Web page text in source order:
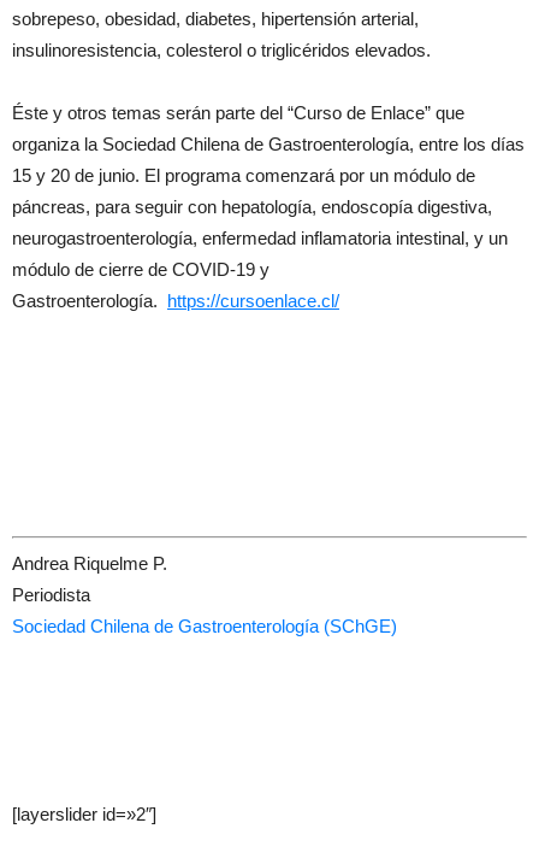
sobrepeso, obesidad, diabetes, hipertensión arterial,
insulinoresistencia, colesterol o triglicéridos elevados.
Éste y otros temas serán parte del “Curso de Enlace” que
organiza la Sociedad Chilena de Gastroenterología, entre los días
15 y 20 de junio. El programa comenzará por un módulo de
páncreas, para seguir con hepatología, endoscopía digestiva,
neurogastroenterología, enfermedad inflamatoria intestinal, y un
módulo de cierre de COVID-19 y
Gastroenterología. https://cursoenlace.cl/
Andrea Riquelme P.
Periodista
Sociedad Chilena de Gastroenterología (SChGE)
[layerslider id=»2″]